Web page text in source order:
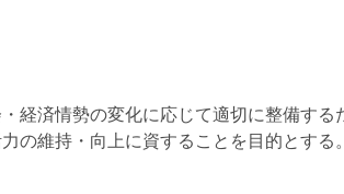
経済情勢の変化に応じて適切に整備する
の維持・向上に資することを目的とする。